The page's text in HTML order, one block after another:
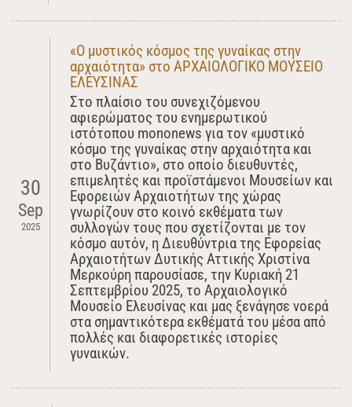
30
Sep
2025
«Ο μυστικός κόσμος της γυναίκας στην
αρχαιότητα» στο ΑΡΧΑΙΟΛΟΓΙΚΟ ΜΟΥΣΕΙΟ
ΕΛΕΥΣΙΝΑΣ
Στο πλαίσιο του συνεχιζόμενου
αφιερώματος του ενημερωτικού
ιστότοπου mononews για τον «μυστικό
κόσμο της γυναίκας στην αρχαιότητα και
στο Βυζάντιο», στο οποίο διευθυντές,
επιμελητές και προϊστάμενοι Μουσείων και
Εφορειών Αρχαιοτήτων της χώρας
γνωρίζουν στο κοινό εκθέματα των
συλλογών τους που σχετίζονται με τον
κόσμο αυτόν, η Διευθύντρια της Εφορείας
Αρχαιοτήτων Δυτικής Αττικής Χριστίνα
Μερκούρη παρουσίασε, την Κυριακή 21
Σεπτεμβρίου 2025, το Αρχαιολογικό
Μουσείο Ελευσίνας και μας ξενάγησε νοερά
στα σημαντικότερα εκθέματά του μέσα από
πολλές και διαφορετικές ιστορίες
γυναικών.